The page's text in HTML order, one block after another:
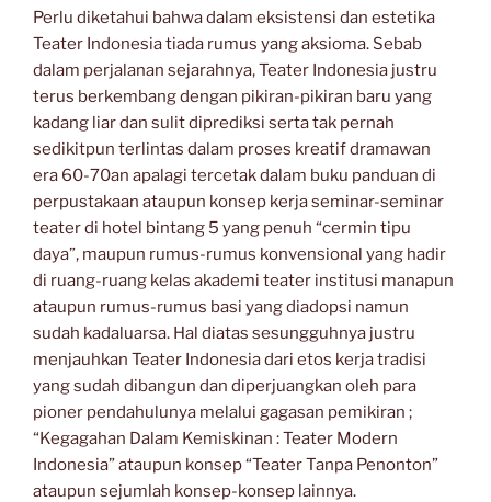
Perlu diketahui bahwa dalam eksistensi dan estetika
Teater Indonesia tiada rumus yang aksioma. Sebab
dalam perjalanan sejarahnya, Teater Indonesia justru
terus berkembang dengan pikiran-pikiran baru yang
kadang liar dan sulit diprediksi serta tak pernah
sedikitpun terlintas dalam proses kreatif dramawan
era 60-70an apalagi tercetak dalam buku panduan di
perpustakaan ataupun konsep kerja seminar-seminar
teater di hotel bintang 5 yang penuh “cermin tipu
daya”, maupun rumus-rumus konvensional yang hadir
di ruang-ruang kelas akademi teater institusi manapun
ataupun rumus-rumus basi yang diadopsi namun
sudah kadaluarsa. Hal diatas sesungguhnya justru
menjauhkan Teater Indonesia dari etos kerja tradisi
yang sudah dibangun dan diperjuangkan oleh para
pioner pendahulunya melalui gagasan pemikiran ;
“Kegagahan Dalam Kemiskinan : Teater Modern
Indonesia” ataupun konsep “Teater Tanpa Penonton”
ataupun sejumlah konsep-konsep lainnya.